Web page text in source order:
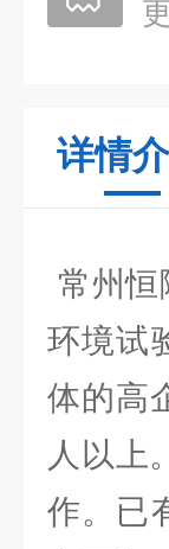
详情
常州
环境试
体的高
人以上
作。已